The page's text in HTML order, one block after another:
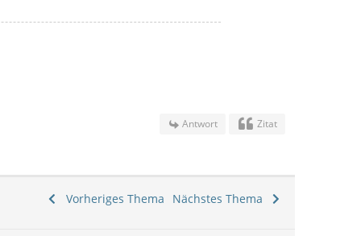
Antwort Zitat
Vorheriges Thema Nächstes Thema